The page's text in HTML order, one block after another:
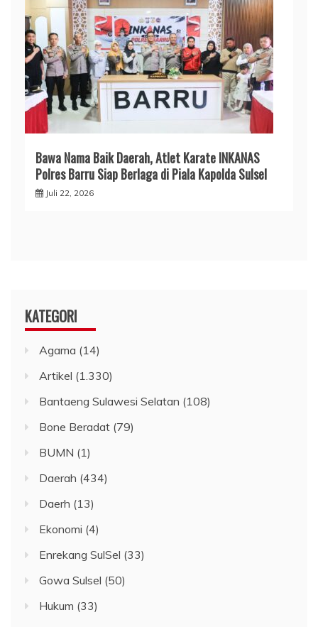
​Bawa Nama Baik Daerah, Atlet Karate INKANAS
Polres Barru Siap Berlaga di Piala Kapolda Sulsel
Juli 22, 2026
KATEGORI
Agama (14)
Artikel (1.330)
Bantaeng Sulawesi Selatan (108)
Bone Beradat (79)
BUMN (1)
Daerah (434)
Daerh (13)
Ekonomi (4)
Enrekang SulSel (33)
Gowa Sulsel (50)
Hukum (33)